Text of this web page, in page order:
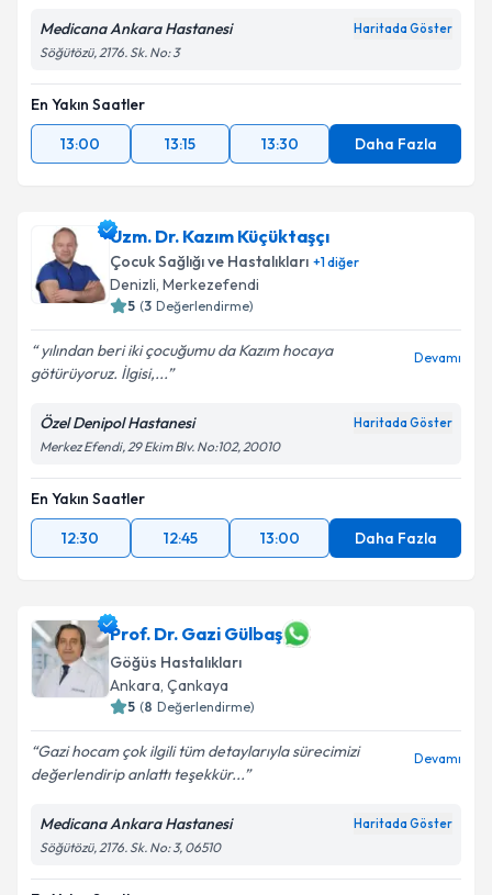
Medicana Ankara Hastanesi Haritada Göster
Söğütözü, 2176. Sk. No: 3
En Yakın Saatler
13:00
13:15 13:30 Daha Fazla
Uzm. Dr. Kazım Küçüktaşçı
Çocuk Sağlığı ve Hastalıkları +1diğer
Denizli, Merkezefendi
5 (3 Değerlendirme)
yılından beri iki çocuğumu da Kazım hocaya
götürüyoruz. İlgisi,...
Devamı
Özel Denipol Hastanesi Haritada Göster
Merkez Efendi, 29 Ekim Blv. No:102, 20010
En Yakın Saatler
12:30
12:45 13:00 Daha Fazla
Prof. Dr. Gazi Gülbaş
Göğüs Hastalıkları
Ankara, Çankaya
5 (8 Değerlendirme)
Gazi hocam çok ilgili tüm detaylarıyla sürecimizi
değerlendirip anlattı teşekkür...
Devamı
Medicana Ankara Hastanesi Haritada Göster
Söğütözü, 2176. Sk. No: 3, 06510